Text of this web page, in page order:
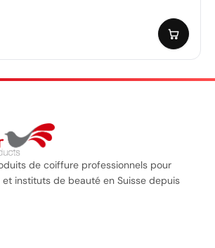
de coiffure professionnels pour
et instituts de beauté en Suisse depuis